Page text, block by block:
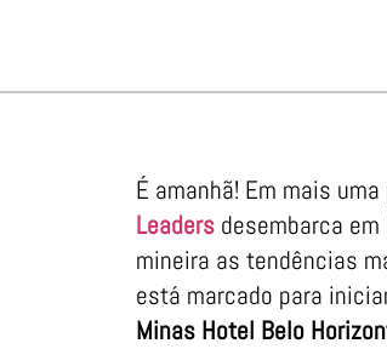
É amanhã! Em mais
Leaders desembarca em
mineira as tendências
está marcado para
Minas Hotel Belo